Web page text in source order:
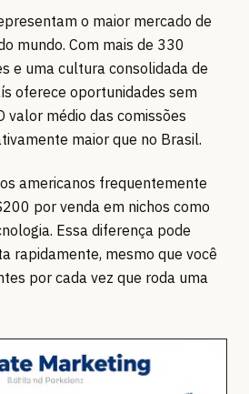
o maior mercado de
mundo. Com mais de 330
e uma cultura consolidada de
oferece oportunidades sem
valor médio das comissões
maior que no Brasil.
americanos frequentemente
por venda em nichos como
Essa diferença pode
rapidamente, mesmo que você
por cada vez que roda uma